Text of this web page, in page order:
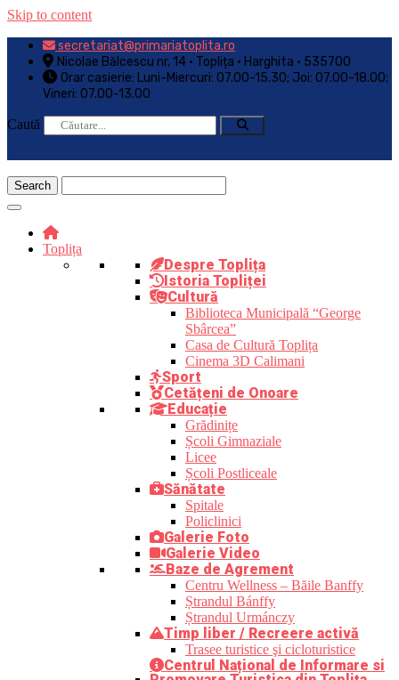
Skip to content
secretariat@primariatoplita.ro
Nicolae Bălcescu nr. 14 • Toplița • Harghita • 535700
Orar casierie: Luni-Miercuri: 07.00-15.30; Joi: 07.00-18.00;
Vineri: 07.00-13.00
Caută
Toplița
Despre Toplița
Istoria Topliței
Cultură
Biblioteca Municipală “George
Sbârcea”
Casa de Cultură Toplița
Cinema 3D Calimani
Sport
Cetățeni de Onoare
Educație
Grădinițe
Școli Gimnaziale
Licee
Școli Postliceale
Sănătate
Spitale
Policlinici
Galerie Foto
Galerie Video
Baze de Agrement
Centru Wellness – Băile Banffy
Ștrandul Bánffy
Ștrandul Urmánczy
Timp liber / Recreere activă
Trasee turistice şi cicloturistice
Centrul Național de Informare si